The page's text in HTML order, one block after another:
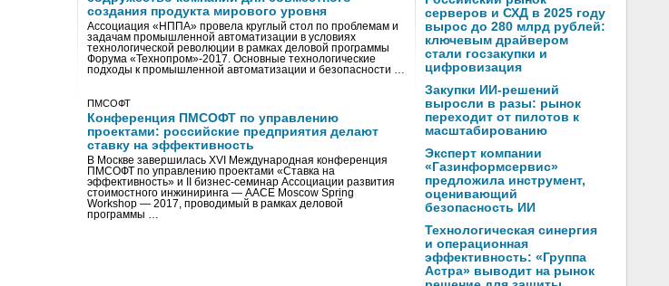
создания продукта мирового уровня
Ассоциация «НППА» провела круглый стол по проблемам и
задачам промышленной автоматизации в условиях
технологической революции в рамках деловой программы
Форума «Технопром»-2017. Основные технологические
подходы к промышленной автоматизации и безопасности …
ПМСОФТ
Конференция ПМСОФТ по управлению
проектами: российские предприятия делают
ставку на эффективность
В Москве завершилась XVI Международная конференция
ПМСОФТ по управлению проектами «Ставка на
эффективность» и II бизнес-семинар Ассоциации развития
стоимостного инжиниринга — AACE Moscow Spring
Workshop — 2017, проводимый в рамках деловой
программы …
серверов и СХД в 2025 году
вырос до 280 млрд рублей:
ключевым драйвером
стали госзакупки и
цифровизация
Закупки ИИ-решений
выросли в разы: рынок
переходит от пилотов к
масштабированию
Эксперт компании
«Газинформсервис»
предложила инструмент,
оценивающий
безопасность ИИ
Технологическая синергия
и операционная
эффективность: «Группа
Астра» выводит на рынок